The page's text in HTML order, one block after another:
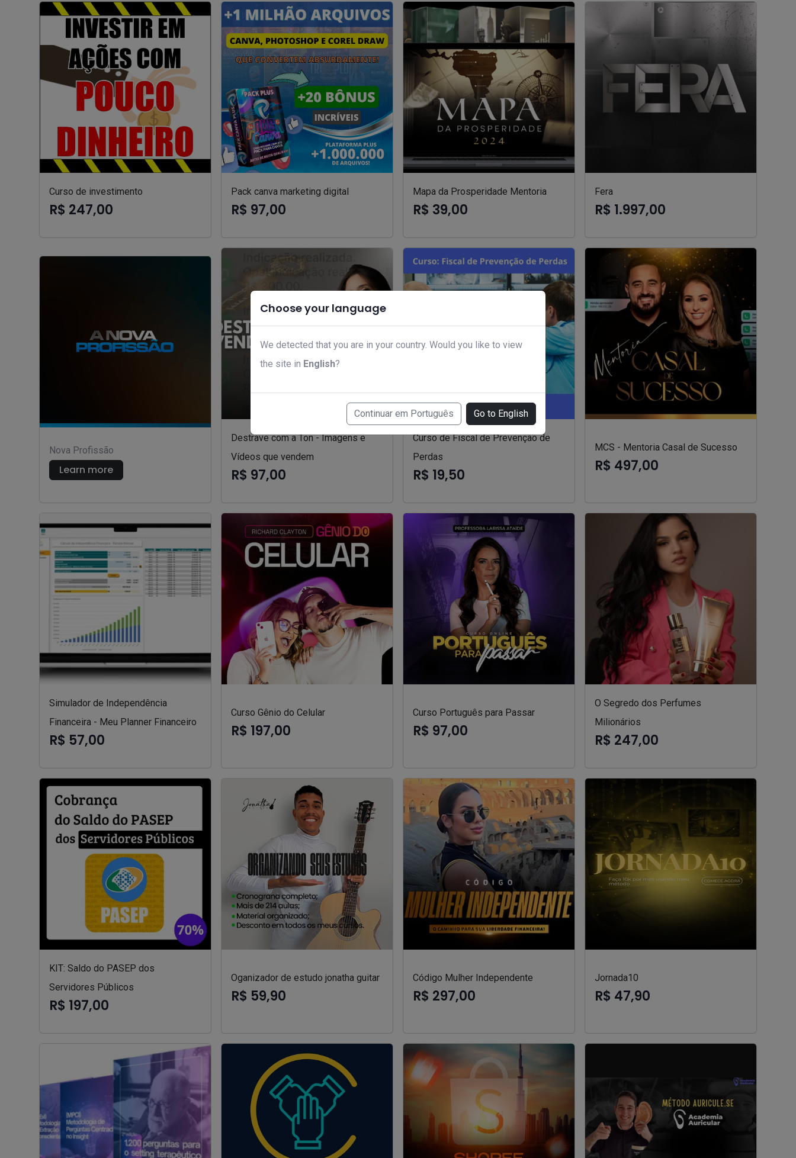
Choose your language
We detected that you are in your country. Would you like to view
the site in English?
Continuar em Português Go to English
Curso de investimento
R$ 247,00
Pack canva marketing digital
R$ 97,00
Mapa da Prosperidade Mentoria
R$ 39,00
Fera
R$ 1.997,00
Nova Profissão
Learn more
Destrave com a Ton - Imagens e
Vídeos que vendem
R$ 97,00
Curso de Fiscal de Prevenção de
Perdas
R$ 19,50
MCS - Mentoria Casal de Sucesso
R$ 497,00
Simulador de Independência
Financeira - Meu Planner Financeiro
R$ 57,00
Curso Gênio do Celular
R$ 197,00
Curso Português para Passar
R$ 97,00
O Segredo dos Perfumes
Milionários
R$ 247,00
KIT: Saldo do PASEP dos
Servidores Públicos
R$ 197,00
Oganizador de estudo jonatha guitar
R$ 59,90
Código Mulher Independente
R$ 297,00
Jornada10
R$ 47,90